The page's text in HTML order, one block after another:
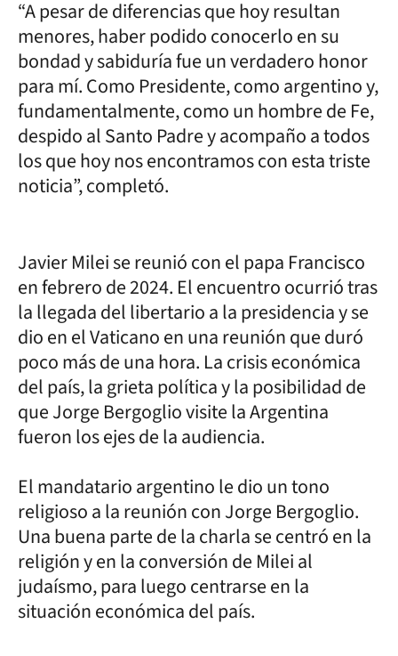
“A pesar de diferencias que hoy resultan
menores, haber podido conocerlo en su
bondad y sabiduría fue un verdadero honor
para mí. Como Presidente, como argentino y,
fundamentalmente, como un hombre de Fe,
despido al Santo Padre y acompaño a todos
los que hoy nos encontramos con esta triste
noticia”, completó.
Javier Milei se reunió con el papa Francisco
en febrero de 2024. El encuentro ocurrió tras
la llegada del libertario a la presidencia y se
dio en el Vaticano en una reunión que duró
poco más de una hora. La crisis económica
del país, la grieta política y la posibilidad de
que Jorge Bergoglio visite la Argentina
fueron los ejes de la audiencia.
El mandatario argentino le dio un tono
religioso a la reunión con Jorge Bergoglio.
Una buena parte de la charla se centró en la
religión y en la conversión de Milei al
judaísmo, para luego centrarse en la
situación económica del país.